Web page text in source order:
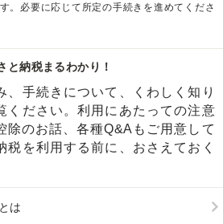
。必要に応じて所定の手続きを進めてくださ
と納税まるわかり！
、手続きについて、くわしく知り
ください。利用にあたっての注意
除のお話、各種Q&Aもご用意して
税を利用する前に、おさえておく
は